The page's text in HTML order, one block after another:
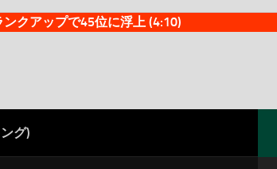
クアップで45位に浮上 (4:10)
グ)